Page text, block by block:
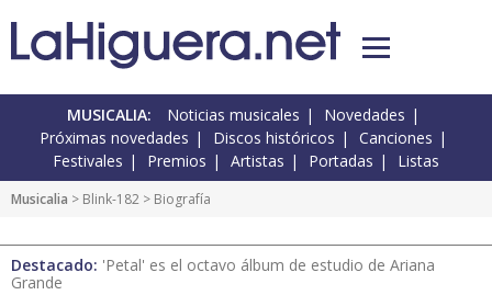
MUSICALIA: Noticias musicales
Novedades
Próximas novedades
Discos históricos
Canciones
Festivales
Premios Artistas Portadas Listas
Musicalia > Blink-182 > Biografía
Destacado: 'Petal' es el octavo álbum de estudio de Ariana
Grande